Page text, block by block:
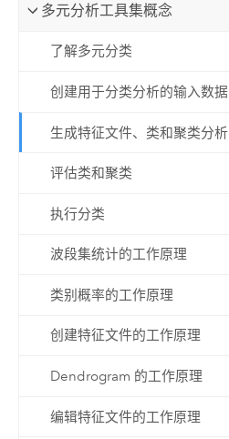
多元分析工具集概念
了解多元分类
创建用于分类分析的输入数据
生成特征文件、类和聚类分析
评估类和聚类
执行分类
波段集统计的工作原理
类别概率的工作原理
创建特征文件的工作原理
Dendrogram 的工作原理
编辑特征文件的工作原理